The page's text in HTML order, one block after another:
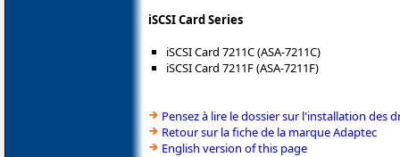
iSCSI Card Series
iSCSI Card 7211C (ASA-7211C)
iSCSI Card 7211F (ASA-7211F)
Pensez à lire le dossier sur l'installation des
Retour sur la fiche de la marque Adaptec
English version of this page